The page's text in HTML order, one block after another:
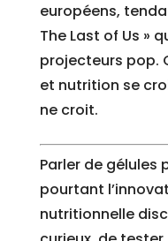
européens,
The Last of Us »
projecteurs pop.
et nutrition se
ne croit.
Parler de gélules
pourtant
nutritionnelle